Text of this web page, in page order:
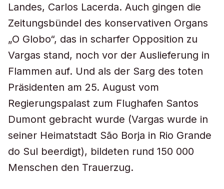
Landes, Carlos Lacerda. Auch gingen die
Zeitungsbündel des konservativen Organs
„O Globo“, das in scharfer Opposition zu
Vargas stand, noch vor der Auslieferung in
Flammen auf. Und als der Sarg des toten
Präsidenten am 25. August vom
Regierungspalast zum Flughafen Santos
Dumont gebracht wurde (Vargas wurde in
seiner Heimatstadt São Borja in Rio Grande
do Sul beerdigt), bildeten rund 150 000
Menschen den Trauerzug.